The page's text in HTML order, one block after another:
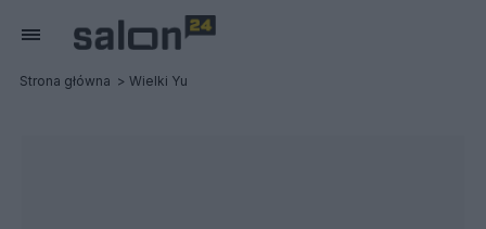
Strona główna Wielki Yu